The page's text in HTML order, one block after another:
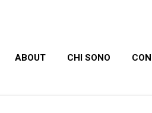
ABOUT CHI SONO